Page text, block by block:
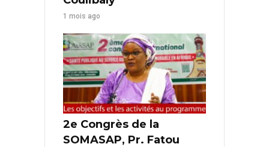
1 mois ago
2e Congrès de la
SOMASAP, Pr. Fatou